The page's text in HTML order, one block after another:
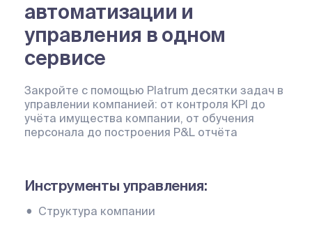
автоматизации и
управления в одном
сервисе
Закройте с помощью Platrum десятки задач в
управлении компанией: от контроля KPI до
учёта имущества компании, от обучения
персонала до построения P&L отчёта
Инструменты управления:
Структура компании